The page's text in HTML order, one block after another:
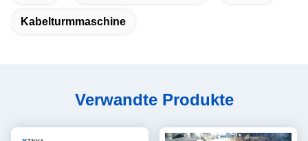
Kabelturmmaschine
Verwandte Produkte